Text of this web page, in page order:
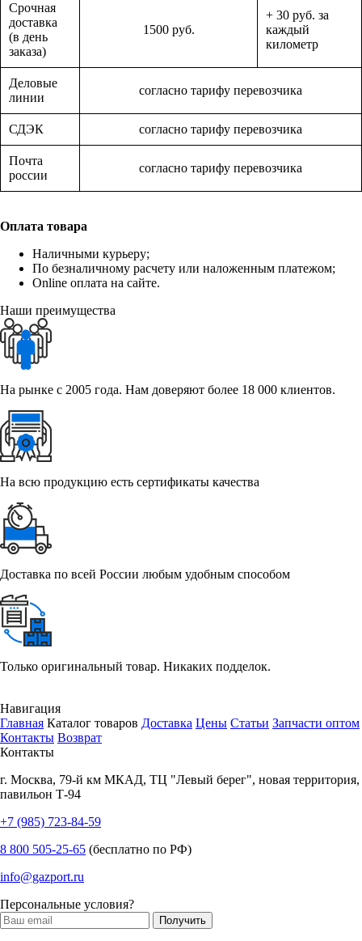
Срочная
доставка
(в день
заказа)
1500 руб.
+ 30 руб. за
каждый
километр
Деловые
линии
согласно тарифу перевозчика
СДЭК согласно тарифу перевозчика
Почта
россии
согласно тарифу перевозчика
Оплата товара
Наличными курьеру;
По безналичному расчету или наложенным платежом;
Online оплата на сайте.
Наши преимущества
На рынке с 2005 года. Нам доверяют более 18 000 клиентов.
На всю продукцию есть сертификаты качества
Доставка по всей России любым удобным способом
Только оригинальный товар. Никаких подделок.
Навигация
Главная Каталог товаров Доставка Цены Статьи Запчасти оптом
Контакты Возврат
Контакты
г. Москва, 79-й км МКАД, ТЦ "Левый берег", новая территория,
павильон Т-94
+7 (985) 723-84-59
8 800 505-25-65 (бесплатно по РФ)
info@gazport.ru
Персональные условия?